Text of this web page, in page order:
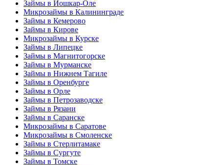
Займы в Йошкар-Оле
Микрозаймы в Калининграде
Займы в Кемерово
Займы в Кирове
Микрозаймы в Курске
Займы в Липецке
Займы в Магнитогорске
Займы в Мурманске
Займы в Нижнем Тагиле
Займы в Оренбурге
Займы в Орле
Займы в Петрозаводске
Займы в Рязани
Займы в Саранске
Микрозаймы в Саратове
Микрозаймы в Смоленске
Займы в Стерлитамаке
Займы в Сургуте
Займы в Томске